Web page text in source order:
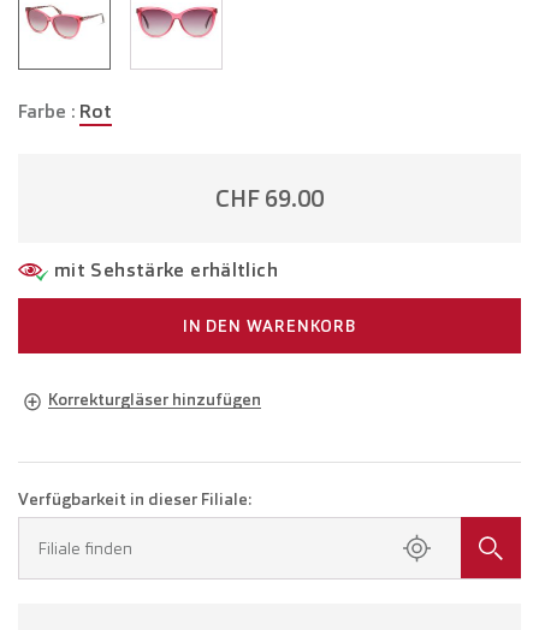
Farbe : Rot
CHF 69.00
mit Sehstärke erhältlich
IN DEN WARENKORB
Korrekturgläser hinzufügen
Brille mit Einstärkengläsern
Verfügbarkeit in dieser Filiale:
Filiale finden